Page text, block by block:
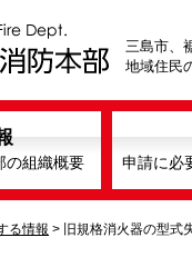
三島市、
地域住民
の組織概要 申請に必
る情報 > 旧規格消火器の型式